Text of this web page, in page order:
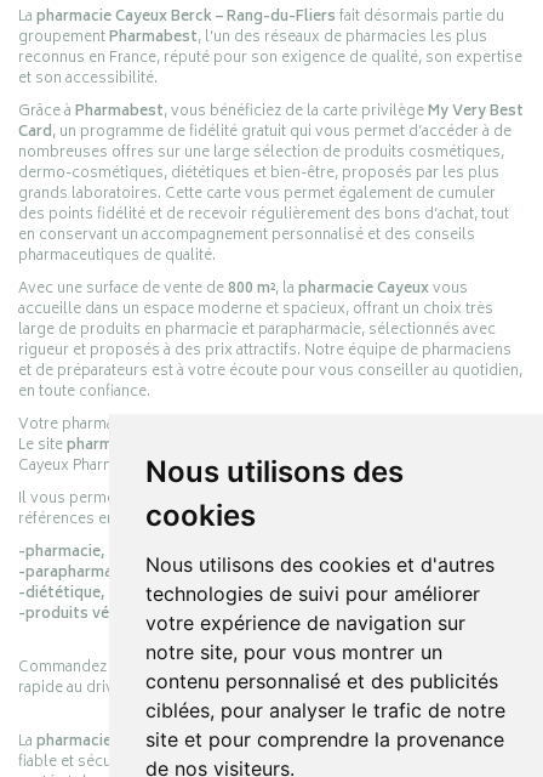
Nous utilisons des
cookies
Nous utilisons des cookies et d'autres
technologies de suivi pour améliorer
votre expérience de navigation sur
notre site, pour vous montrer un
contenu personnalisé et des publicités
ciblées, pour analyser le trafic de notre
site et pour comprendre la provenance
de nos visiteurs.
Lapharmacie Cayeux Berck – Rang-du-Fliersfait désormais partie du
groupementPharmabest, l’un des réseaux de pharmacies les plus
reconnus en France, réputé pour son exigence de qualité, son expertise
et son accessibilité.
Grâce àPharmabest, vous bénéficiez de la carte privilègeMy Very Best
Card, un programme de fidélité gratuit qui vous permet d’accéder à de
nombreuses offres sur une large sélection de produits cosmétiques,
dermo-cosmétiques, diététiques et bien-être, proposés par les plus
grands laboratoires. Cette carte vous permet également de cumuler
des points fidélité et de recevoir régulièrement des bons d’achat, tout
en conservant un accompagnement personnalisé et des conseils
pharmaceutiques de qualité.
Avec une surface de vente de800 m², lapharmacie Cayeuxvous
accueille dans un espace moderne et spacieux, offrant un choix très
large de produits en pharmacie et parapharmacie, sélectionnés avec
rigueur et proposés à des prix attractifs. Notre équipe de pharmaciens
et de préparateurs est à votre écoute pour vous conseiller au quotidien,
en toute confiance.
Votre pharmacie en ligne :
Le sitepharmacie-cayeux.fr
Cayeux Pharmabest Berck-sur-Mer – Rang-du-Fliers.
Il vous permet de réaliser vos achats en ligne parmi des milliers de
références en :
-pharmacie,
-parapharmacie,
-diététique,
-produits vétérinaires.
Commandez simplement vos produits en ligne et choisissez le retrait
rapide au drive ou la livraison à domicile, en toute simplicité.
Lapharmacie Cayeuxs’engage à vous offrir une expérience pratique,
fiable et sécurisée, en officine comme en ligne, au service de votre